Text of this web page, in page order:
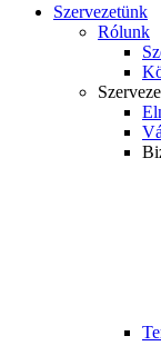
Szervezetünk
Rólunk